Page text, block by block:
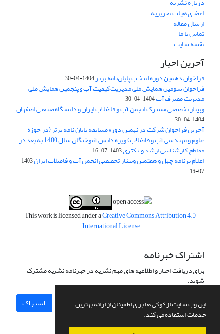
این وب سایت از کوکی ها برای اطمینان از ارائه بهترین
خدمات استفاده می کند.
اعضای هیات تحریریه
ارسال مقاله
تماس با ما
نقشه سایت
آخرین اخبار
فراخوان دهمین دوره انتخاب پایان‌نامه برتر1404-04-30
فراخوان سومین همایش ملی مدیریت کیفیت آب و پنجمین همایش ملی
مدیریت مصرف آب1404-04-30
وبینار تخصصی مشترک انجمن آب و فاضلاب ایران و دانشگاه صنعتی اصفهان
1404-04-30
آخرین فراخوان شرکت در نهمین دوره مسابقه پایان نامه برتر (در حوزه
علوم و مهندسی آب و فاضلاب) ویژه دانش آموختگان سال 1400 به بعد در
مقاطع کارشناسی ارشد و دکتری1403-07-16
اعلام برنامه چهل و هفتمین وبینار تخصصی انجمن آب و فاضلاب ایران
1403-
07-16
This work is licensed under aCreative Commons Attribution 4.0
International License
.
اشتراک خبرنامه
برای دریافت اخبار و اطلاعیه های مهم نشریه در خبرنامه نشریه مشترک
شوید.
اشتراک